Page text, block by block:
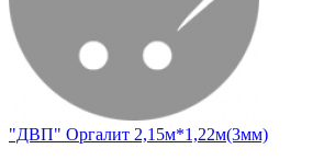
"ДВП" Оргалит 2,15м*1,22м(3мм)